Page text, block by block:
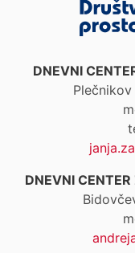
DNEVNI
DNEVNI